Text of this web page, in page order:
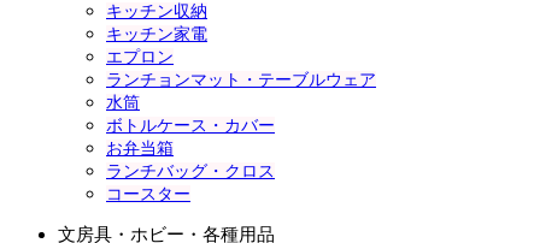
キッチン収納
キッチン家電
エプロン
ランチョンマット・テーブルウェア
水筒
ボトルケース・カバー
お弁当箱
ランチバッグ・クロス
コースター
文房具・ホビー・各種用品